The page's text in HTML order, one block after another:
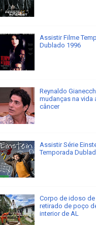
Assistir Filme
Dublado 1996
Reynaldo
mudanças na vida
câncer
Assistir Série
Temporada
Corpo de idoso de
retirado de poço
interior de AL